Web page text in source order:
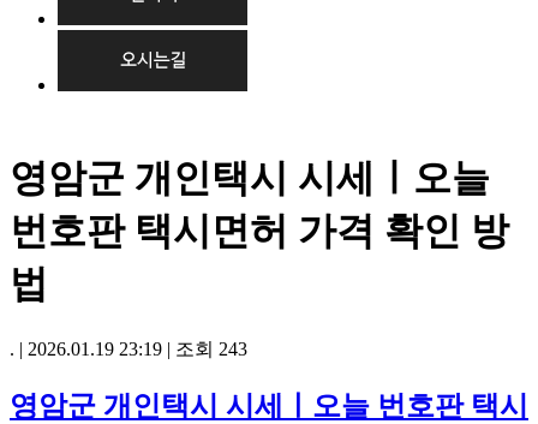
영암군 개인택시 시세ㅣ오늘
번호판 택시면허 가격 확인 방
법
. | 2026.01.19 23:19 | 조회 243
영암군 개인택시 시세ㅣ오늘 번호판 택시